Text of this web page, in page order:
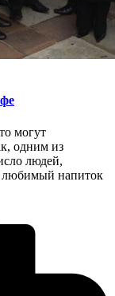
могут
одним из
людей,
любимый напиток